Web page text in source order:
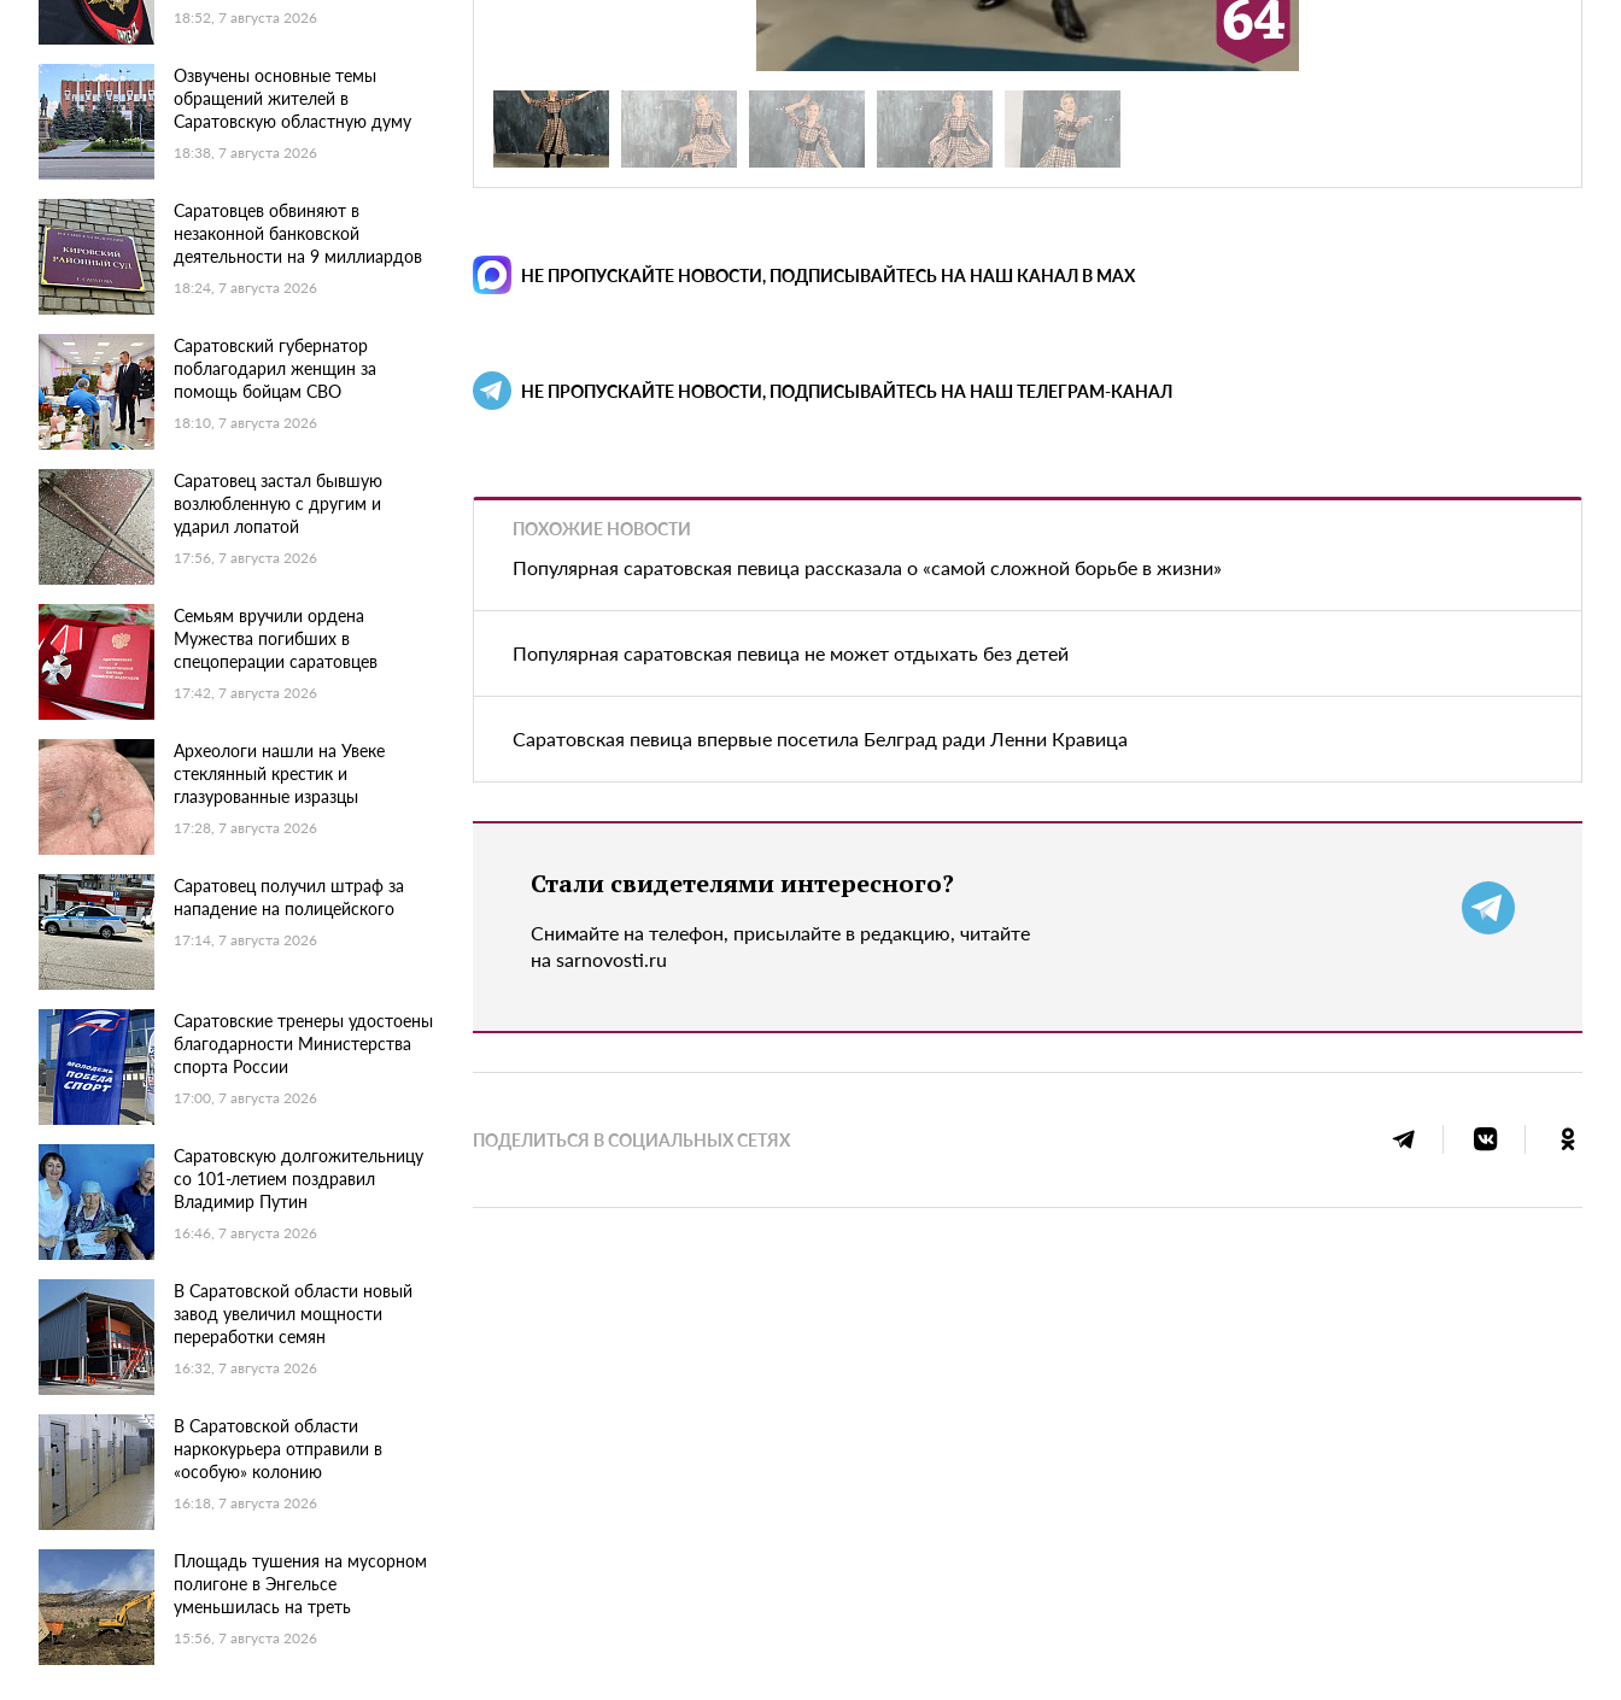
18:52, 7 августа 2026
Озвучены основные темы
обращений жителей в
Саратовскую областную думу
18:38, 7 августа 2026
Саратовцев обвиняют в
незаконной банковской
деятельности на 9 миллиардов
18:24, 7 августа 2026
Саратовский губернатор
поблагодарил женщин за
помощь бойцам СВО
18:10, 7 августа 2026
Саратовец застал бывшую
возлюбленную с другим и
ударил лопатой
17:56, 7 августа 2026
Семьям вручили ордена
Мужества погибших в
спецоперации саратовцев
17:42, 7 августа 2026
Археологи нашли на Увеке
стеклянный крестик и
глазурованные изразцы
17:28, 7 августа 2026
Саратовец получил штраф за
нападение на полицейского
17:14, 7 августа 2026
Саратовские тренеры удостоены
благодарности Министерства
спорта России
17:00, 7 августа 2026
Саратовскую долгожительницу
со 101-летием поздравил
Владимир Путин
16:46, 7 августа 2026
В Саратовской области новый
завод увеличил мощности
переработки семян
16:32, 7 августа 2026
В Саратовской области
наркокурьера отправили в
«особую» колонию
16:18, 7 августа 2026
Площадь тушения на мусорном
полигоне в Энгельсе
уменьшилась на треть
15:56, 7 августа 2026
НЕ ПРОПУСКАЙТЕ НОВОСТИ, ПОДПИСЫВАЙТЕСЬ НА НАШ КАНАЛ В MAX
НЕ ПРОПУСКАЙТЕ НОВОСТИ, ПОДПИСЫВАЙТЕСЬ НА НАШ ТЕЛЕГРАМ-КАНАЛ
ПОХОЖИЕ НОВОСТИ
Популярная саратовская певица рассказала о «самой сложной борьбе в жизни»
Популярная саратовская певица не может отдыхать без детей
Саратовская певица впервые посетила Белград ради Ленни Кравица
Стали свидетелями интересного?
Снимайте на телефон, присылайте в редакцию, читайте
на sarnovosti.ru
ПОДЕЛИТЬСЯ В СОЦИАЛЬНЫХ СЕТЯХ